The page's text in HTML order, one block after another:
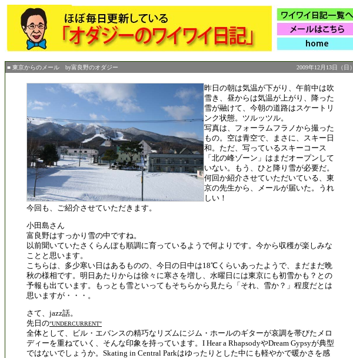
■ 東京からのメール by富良野のオダジー 2009年12月13日（日）
昨日の朝は気温が下がり、午前中は吹
雪き、昼からは気温が上がり、降った
雪が融けて、今朝の道路はスケートリ
ンク状態。ツルッツル。
写真は、フォーラムフラノから撮った
もの。空は青空で、まさに、スキー日
和。ただ、写っているスキーコース
「北の峰ゾーン」はまだオープンして
いない。もう、ひと降り雪が必要だ。
何回か紹介させていただいている、東
京の先生から、メールが届いた。うれ
しい！
今回も、ご紹介させていただきます。
小田島さん
富良野はすっかり雪の中ですね。
以前聞いていたさくらんぼも順調に育っているようで何よりです。今から収穫が楽しみな
ことと思います。
こちらは、多少寒い日はあるものの、今日の日中は18℃くらいあったようで、まだまだ晩
秋の様相です。明日あたりからは徐々に寒さを増し、水曜日には東京にも初雪かも？との
予報も出ています。もっとも雪といってもそちらから見たら「それ、雪か？」程度だとは
思いますが・・・。
さて、jazz話。
先日の"UNDERCURRENT"
全体として、ビル・エバンスの精巧なリズムにジム・ホールのギターが哀調を帯びたメロ
ディーを重ねていく、そんな印象を持っています。I Hear a RhapsodyやDream Gypsyが典型
ではないでしょうか。Skating in Central Parkはゆったりとした中にも軽やかで暖かさを感